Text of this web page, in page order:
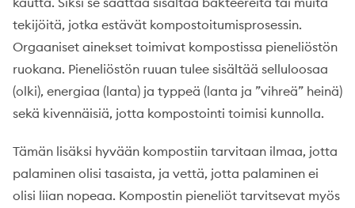
tekijöitä, jotka estävät kompostoitumisprosessin.
Orgaaniset ainekset toimivat kompostissa pieneliöstön
ruokana. Pieneliöstön ruuan tulee sisältää selluloosaa
(olki), energiaa (lanta) ja typpeä (lanta ja ”vihreä” heinä)
sekä kivennäisiä, jotta kompostointi toimisi kunnolla.
Tämän lisäksi hyvään kompostiin tarvitaan ilmaa, jotta
palaminen olisi tasaista, ja vettä, jotta palaminen ei
olisi liian nopeaa. Kompostin pieneliöt tarvitsevat myös